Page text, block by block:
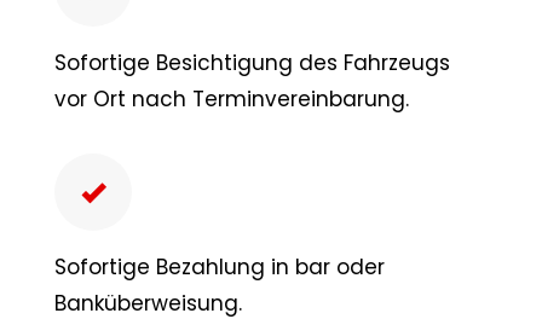
Sofortige Besichtigung des Fahrzeugs
vor Ort nach Terminvereinbarung.
Sofortige Bezahlung in bar oder
Banküberweisung.